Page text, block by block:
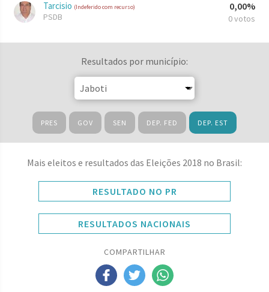
Tarcisio (Indeferido com recurso)
PSDB
0,00%
0 votos
Resultados por município:
PRES GOV SEN DEP. FED DEP. EST
Mais eleitos e resultados das Eleições 2018 no Brasil:
RESULTADO NO PR
RESULTADOS NACIONAIS
COMPARTILHAR